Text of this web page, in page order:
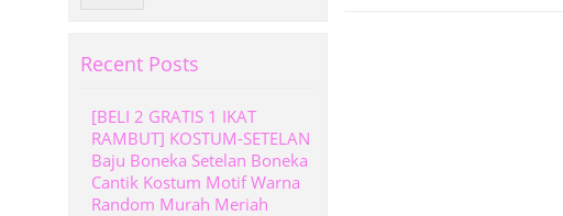
Recent Posts
[BELI 2 GRATIS 1 IKAT
RAMBUT] KOSTUM-SETELAN
Baju Boneka Setelan Boneka
Cantik Kostum Motif Warna
Random Murah Meriah